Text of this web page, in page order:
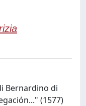
Bernardino di
(1577)